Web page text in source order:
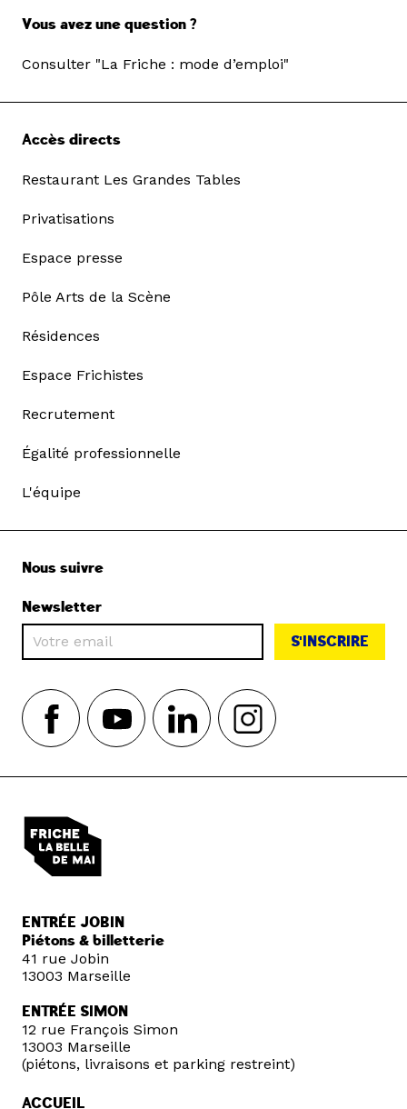
Vous avez une question ?
Consulter "La Friche : mode d’emploi"
Accès directs
Restaurant Les Grandes Tables
Privatisations
Espace presse
Pôle Arts de la Scène
Résidences
Espace Frichistes
Recrutement
Égalité professionnelle
L'équipe
Nous suivre
Newsletter
S'INSCRIRE
ENTRÉE JOBIN
Piétons & billetterie
41 rue Jobin
13003 Marseille
ENTRÉE SIMON
12 rue François Simon
13003 Marseille
(piétons, livraisons et parking restreint)
ACCUEIL